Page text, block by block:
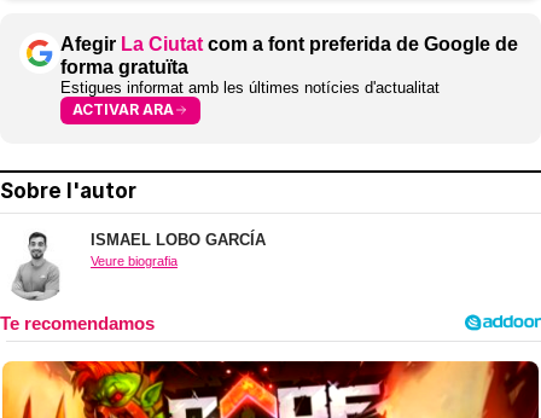
Afegir La Ciutat com a font preferida de Google de
forma gratuïta
Estigues informat amb les últimes notícies d'actualitat
ACTIVAR ARA
Sobre l'autor
ISMAEL LOBO GARCÍA
Veure biografia